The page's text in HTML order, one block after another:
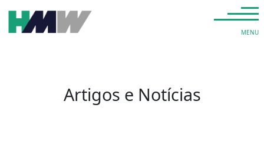
Navegação principal MENU
Artigos e Notícias